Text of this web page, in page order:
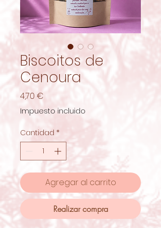
Biscoitos de
Cenoura
4,70 €
Impuesto incluido
Cantidad *
Agregar al carrito
Realizar compra